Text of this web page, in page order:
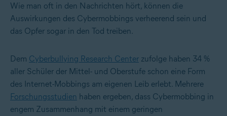
Wie man oft in den Nachrichten hört, können die
Auswirkungen des Cybermobbings verheerend sein und
das Opfer sogar in den Tod treiben.
Dem Cyberbullying Research Center zufolge haben 34 %
aller Schüler der Mittel- und Oberstufe schon eine Form
des Internet-Mobbings am eigenen Leib erlebt. Mehrere
Forschungsstudien haben ergeben, dass Cybermobbing in
engem Zusammenhang mit einem geringen